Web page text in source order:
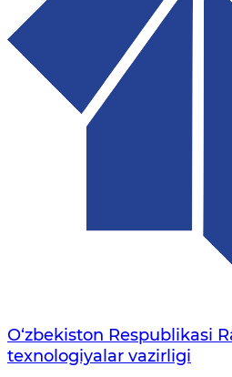
O‘zbekiston Respublikasi
texnologiyalar vazirligi